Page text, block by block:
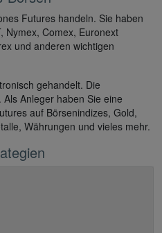
Futures handeln. Sie haben
Nymex, Comex, Euronext
und anderen wichtigen
gehandelt. Die
Anleger haben Sie eine
auf Börsenindizes, Gold,
Währungen und vieles mehr.